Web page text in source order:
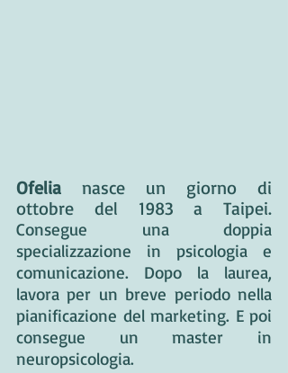
Ofelia nasce un giorno di
Consegue una doppia
specializzazione in psicologia e
comunicazione. Dopo la laurea,
lavora per un breve periodo nella
pianificazione del marketing. E poi
consegue un master in
neuropsicologia.